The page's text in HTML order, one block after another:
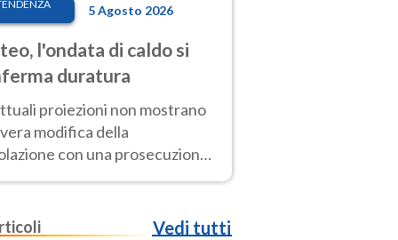
5 Agosto 2026
l'ondata di caldo si
duratura
proiezioni non mostrano
modifica della
con una prosecuzione
fuori scala per molti
Vedi tutti